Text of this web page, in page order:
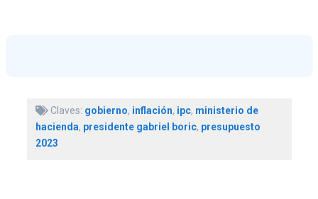
Claves: gobierno, inflación, ipc, ministerio de
hacienda, presidente gabriel boric, presupuesto
2023